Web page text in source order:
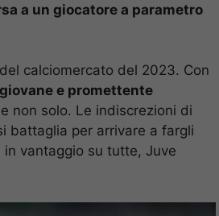
a un giocatore a parametro
calciomercato del 2023. Con
e promettente
non solo. Le indiscrezioni di
battaglia per arrivare a fargli
in vantaggio su tutte, Juve